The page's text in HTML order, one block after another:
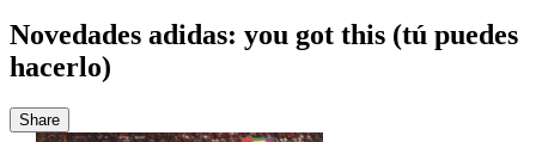
Novedades adidas: you got this (tú puedes
hacerlo)
Share